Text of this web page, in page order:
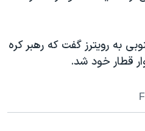
به رویترز گفت که رهبر کره
قطار خود شد.